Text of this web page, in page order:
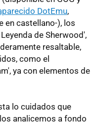
DotEmu,
en castellano-), los
de Sherwood',
resaltable,
como el
ya con elementos de
lo cuidados que
analicemos a fondo